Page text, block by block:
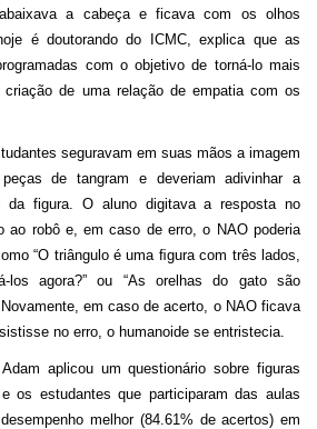
a cabeça e ficava com os olhos
é doutorando do ICMC, explica que as
com o objetivo de torná-lo mais
de uma relação de empatia com os
seguravam em suas mãos a imagem
de tangram e deveriam adivinhar a
da figura. O aluno digitava a resposta no
ao robô e, em caso de erro, o NAO poderia
“O triângulo é uma ﬁgura com três lados,
los agora?” ou “As orelhas do gato são
em caso de acerto, o NAO ficava
no erro, o humanoide se entristecia.
aplicou um questionário sobre figuras
os estudantes que participaram das aulas
melhor (84.61% de acertos) em